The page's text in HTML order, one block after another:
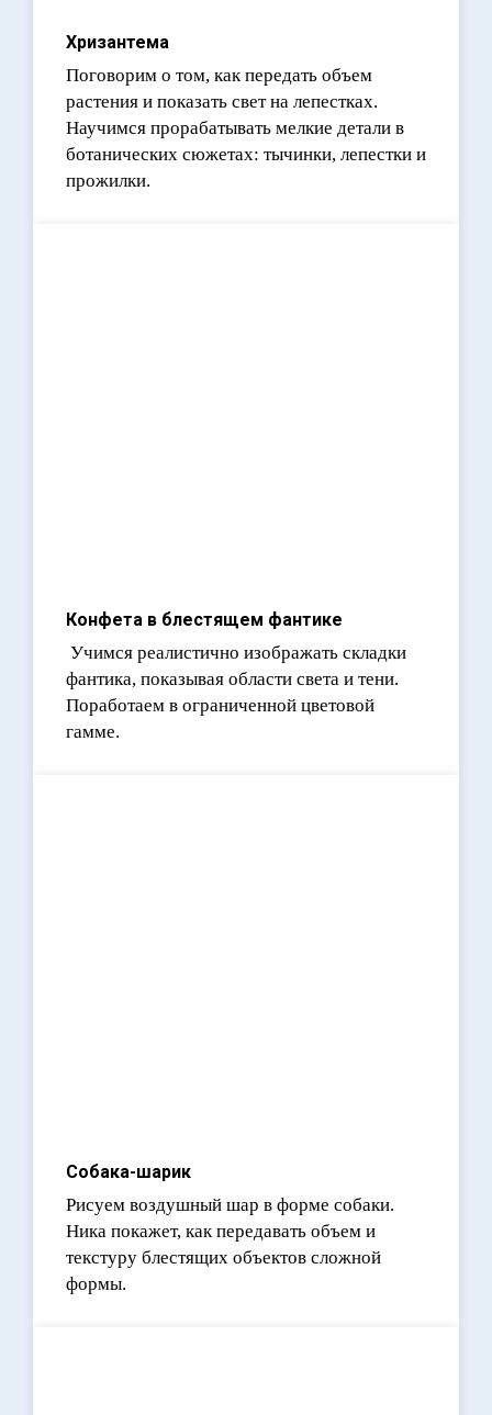
Хризантема
Поговорим о том, как передать объем
растения и показать свет на лепестках.
Научимся прорабатывать мелкие детали в
ботанических сюжетах: тычинки, лепестки и
прожилки.
Конфета в блестящем фантике
Учимся реалистично изображать складки
фантика, показывая области света и тени.
Поработаем в ограниченной цветовой
гамме.
Собака-шарик
Рисуем воздушный шар в форме собаки.
Ника покажет, как передавать объем и
текстуру блестящих объектов сложной
формы.